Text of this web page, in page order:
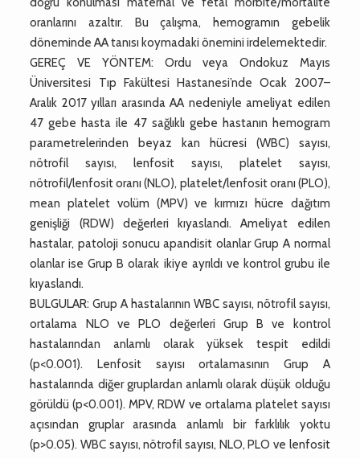
oranlarını azaltır. Bu çalışma, hemogramın gebelik
döneminde AA tanısı koymadaki önemini irdelemektedir.
GEREÇ VE YÖNTEM: Ordu veya Ondokuz Mayıs
Üniversitesi Tıp Fakültesi Hastanesi’nde Ocak 2007–
Aralık 2017 yılları arasında AA nedeniyle ameliyat edilen
47 gebe hasta ile 47 sağlıklı gebe hastanın hemogram
parametrelerinden beyaz kan hücresi (WBC) sayısı,
nötrofil sayısı, lenfosit sayısı, platelet sayısı,
nötrofil/lenfosit oranı (NLO), platelet/lenfosit oranı (PLO),
mean platelet volüm (MPV) ve kırmızı hücre dağıtım
genişliği (RDW) değerleri kıyaslandı. Ameliyat edilen
hastalar, patoloji sonucu apandisit olanlar Grup A normal
olanlar ise Grup B olarak ikiye ayrıldı ve kontrol grubu ile
kıyaslandı.
BULGULAR: Grup A hastalarının WBC sayısı, nötrofil sayısı,
ortalama NLO ve PLO değerleri Grup B ve kontrol
hastalarından anlamlı olarak yüksek tespit edildi
(p<0.001). Lenfosit sayısı ortalamasının Grup A
hastalarında diğer gruplardan anlamlı olarak düşük olduğu
görüldü (p<0.001). MPV, RDW ve ortalama platelet sayısı
açısından gruplar arasında anlamlı bir farklılık yoktu
(p>0.05). WBC sayısı, nötrofil sayısı, NLO, PLO ve lenfosit